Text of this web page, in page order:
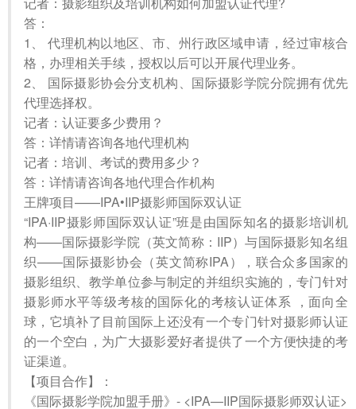
答：
1、 代理机构以地区、市、州行政区域申请，经过审核合
格，办理相关手续，授权以后可以开展代理业务。
2、 国际摄影协会分支机构、国际摄影学院分院拥有优先
代理选择权。
记者：认证要多少费用？
答：详情请咨询各地代理机构
记者：培训、考试的费用多少？
答：详情请咨询各地代理合作机构
王牌项目——IPA•IIP摄影师国际双认证
“IPA·IIP摄影师国际双认证”班是由国际知名的摄影培训机
构——国际摄影学院（英文简称：IIP）与国际摄影知名组
织——国际摄影协会（英文简称IPA），联合众多国家的
摄影组织、教学单位参与制定的并组织实施的，专门针对
摄影师水平等级考核的国际化的考核认证体系 ，面向全
球，它填补了目前国际上还没有一个专门针对摄影师认证
的一个空白，为广大摄影爱好者提供了一个方便快捷的考
证渠道。
【项目合作】：
《国际摄影学院加盟手册》- <IPA—IIP国际摄影师双认证>